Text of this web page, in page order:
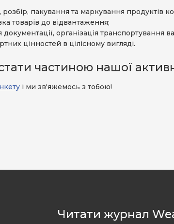
пакування та маркування продуктів
товарів до відвантаження;
організація транспортування
цінностей в цілісному вигляді.
частиною нашої
і ми зв'яжемось з тобою!
Читати журнал